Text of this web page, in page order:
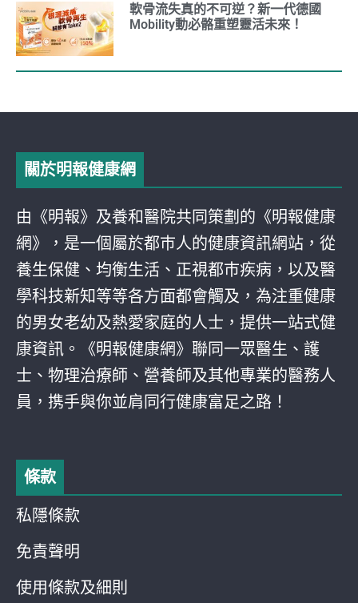
軟骨流失真的不可逆？新一代德國
Mobility動必骼重塑靈活未來！
關於明報健康網
由《明報》及養和醫院共同策劃的《明報健康
網》，是一個屬於都巿人的健康資訊網站，從
養生保健、均衡生活、正視都巿疾病，以及醫
學科技新知等等各方面都會觸及，為注重健康
的男女老幼及熱愛家庭的人士，提供一站式健
康資訊。《明報健康網》聯同一眾醫生、護
士、物理治療師、營養師及其他專業的醫務人
員，携手與你並肩同行健康富足之路！
條款
私隱條款
免責聲明
使用條款及細則